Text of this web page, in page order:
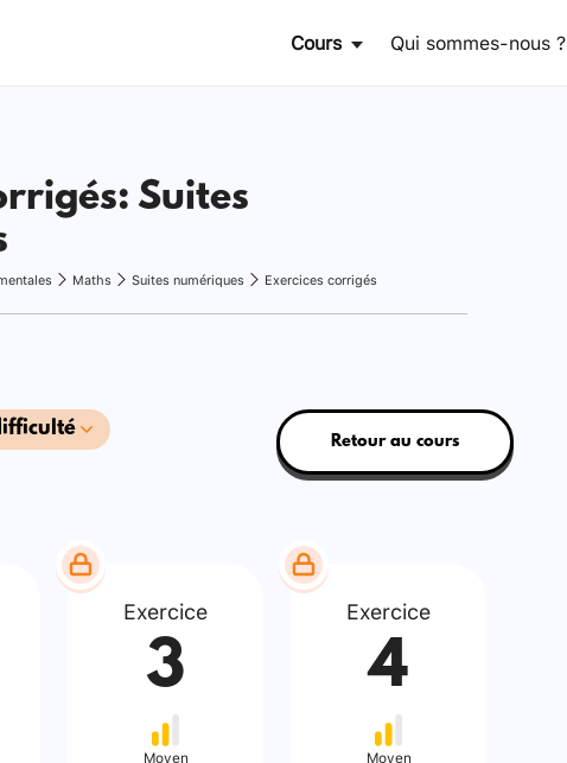
Cours Qui sommes-nous ?
Suites
Maths Suites numériques Exercices corrigés
Retour au cours
Exercice
3
Moyen
Exercice
4
Moyen